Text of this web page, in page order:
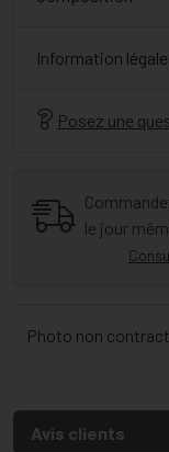
Information
Posez une
le jour
Photo non
Avis clients